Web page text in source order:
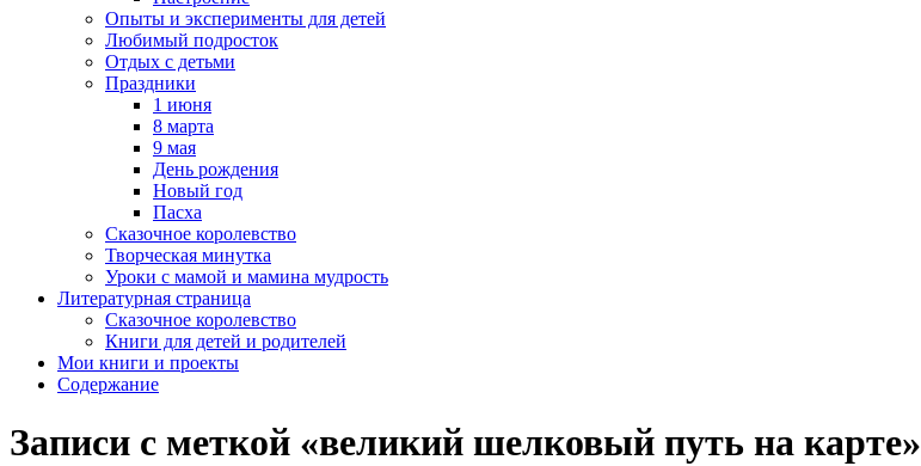
Опыты и эксперименты для детей
Любимый подросток
Отдых с детьми
Праздники
1 июня
8 марта
9 мая
День рождения
Новый год
Пасха
Сказочное королевство
Творческая минутка
Уроки с мамой и мамина мудрость
Литературная страница
Сказочное королевство
Книги для детей и родителей
Мои книги и проекты
Содержание
Записи с меткой «великий шелковый путь на карте»